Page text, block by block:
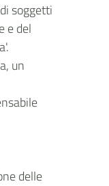
soggetti
e del
un
delle